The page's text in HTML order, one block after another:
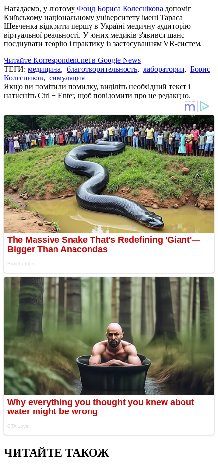
Нагадаємо, у лютому Фонд Бориса Колеснікова допоміг
Київському національному університету імені Тараса
Шевченка відкрити першу в Україні медичну аудиторію
віртуальної реальності. У юних медиків з'явився шанс
поєднувати теорію і практику із застосуванням VR-систем.
Читайте Korrespondent.net в Google News
ТЕГИ: медицина, благотворительность, лаборатория, Борис
Колесников, симуляция
Якщо ви помітили помилку, виділіть необхідний текст і
натисніть Ctrl + Enter, щоб повідомити про це редакцію.
ЧИТАЙТЕ ТАКОЖ